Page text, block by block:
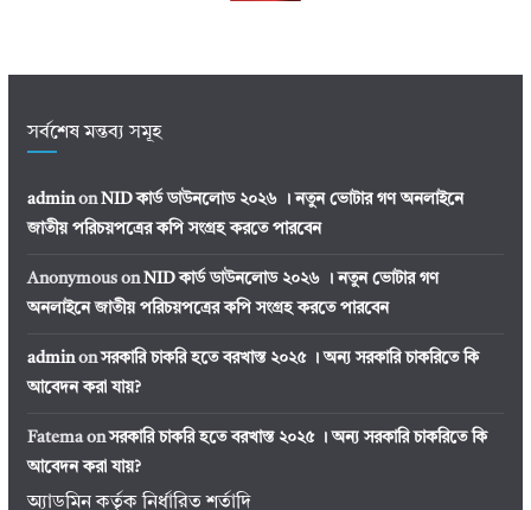
সর্বশেষ মন্তব্য সমূহ
adminonNID কার্ড ডাউনলোড ২০২৬ । নতুন ভোটার গণ অনলাইনে
জাতীয় পরিচয়পত্রের কপি সংগ্রহ করতে পারবেন
AnonymousonNID কার্ড ডাউনলোড ২০২৬ । নতুন ভোটার গণ
অনলাইনে জাতীয় পরিচয়পত্রের কপি সংগ্রহ করতে পারবেন
adminonসরকারি চাকরি হতে বরখাস্ত ২০২৫ । অন্য সরকারি চাকরিতে কি
আবেদন করা যায়?
Fatemaonসরকারি চাকরি হতে বরখাস্ত ২০২৫ । অন্য সরকারি চাকরিতে কি
আবেদন করা যায়?
অ্যাডমিন কর্তৃক নির্ধারিত শর্তাদি